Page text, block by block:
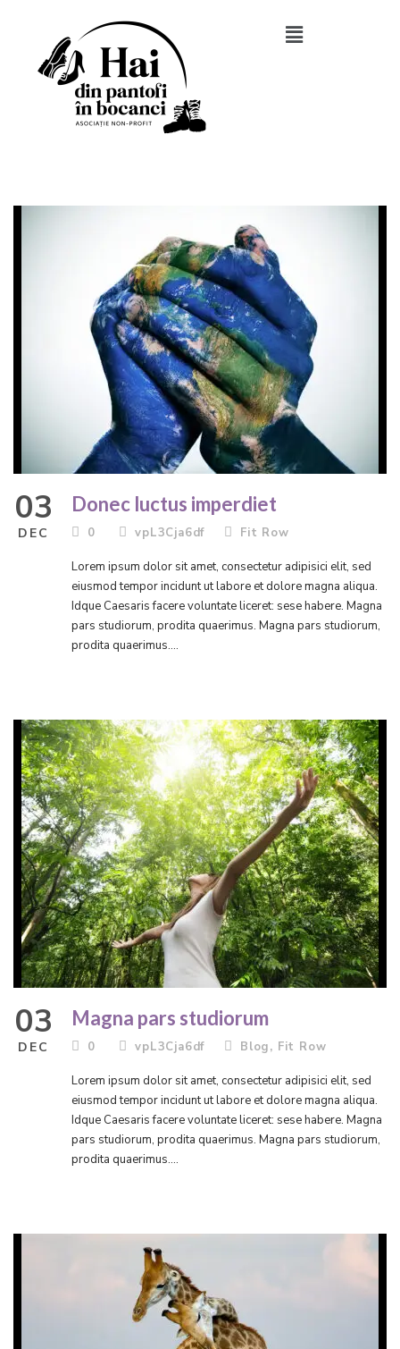
03
DEC
Donec luctus imperdiet
0 vpL3Cja6df Fit Row
Lorem ipsum dolor sit amet, consectetur adipisici elit, sed
eiusmod tempor incidunt ut labore et dolore magna aliqua.
Idque Caesaris facere voluntate liceret: sese habere. Magna
pars studiorum, prodita quaerimus. Magna pars studiorum,
prodita quaerimus....
03
DEC
Magna pars studiorum
0 vpL3Cja6df Blog, Fit Row
Lorem ipsum dolor sit amet, consectetur adipisici elit, sed
eiusmod tempor incidunt ut labore et dolore magna aliqua.
Idque Caesaris facere voluntate liceret: sese habere. Magna
pars studiorum, prodita quaerimus. Magna pars studiorum,
prodita quaerimus....